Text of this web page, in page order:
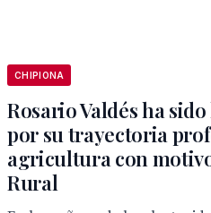
CHIPIONA
Rosario Valdés ha
por su trayectoria
agricultura con
Rural